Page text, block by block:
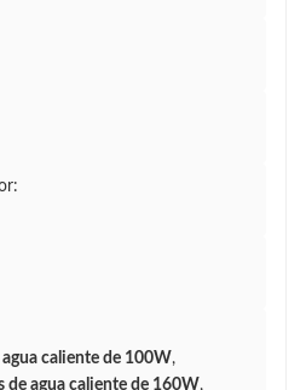
caliente de 100W,
de agua caliente de 160W,